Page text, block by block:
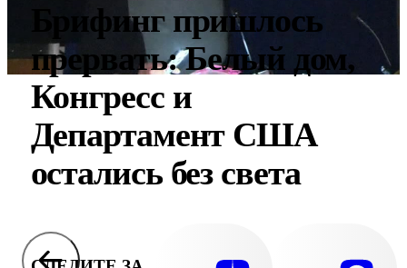
Брифинг пришлось
прервать: Белый дом,
Конгресс и
Департамент США
остались без света